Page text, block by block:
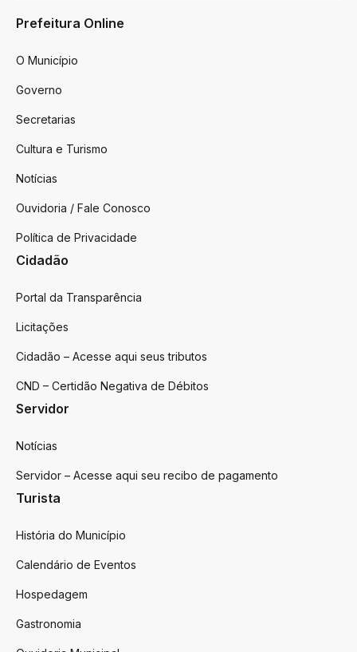
Prefeitura Online
O Município
Governo
Secretarias
Cultura e Turismo
Notícias
Ouvidoria / Fale Conosco
Política de Privacidade
Cidadão
Portal da Transparência
Licitações
Cidadão – Acesse aqui seus tributos
CND – Certidão Negativa de Débitos
Servidor
Notícias
Servidor – Acesse aqui seu recibo de pagamento
Turista
História do Município
Calendário de Eventos
Hospedagem
Gastronomia